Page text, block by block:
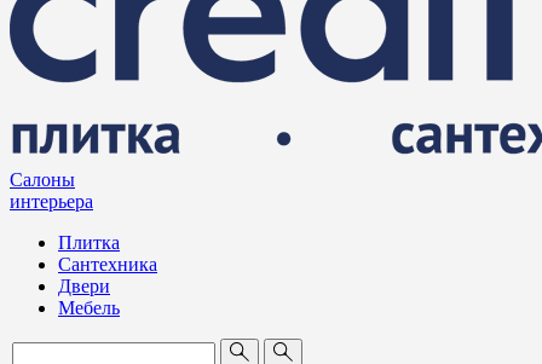
Салоны
интерьера
Плитка
Сантехника
Двери
Мебель